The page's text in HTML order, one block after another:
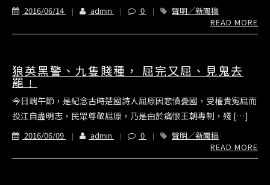
2016/06/14 admin 0
聲明／新聞稿
READ MORE
狼英黑警、九隻賤種， 屈完又屈、見鬼去
罷﹗
今日端午節，是紀念古時楚國詩人屈原因悲憤憂國，受權貴寃屈而
投江自盡明志，民眾尊敬屈原，乃是由於痛恨王朝專制，殘 […]
2016/06/09 admin 0
聲明／新聞稿
READ MORE